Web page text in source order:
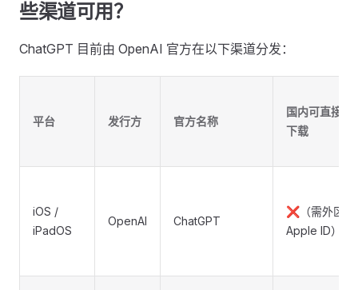
些渠道可用？
ChatGPT 目前由 OpenAI 官方在以下渠道分发：
平台 发行方 官方名称
国内可直接
下载
iOS /
iPadOS
OpenAI ChatGPT
❌（需外区
Apple ID）